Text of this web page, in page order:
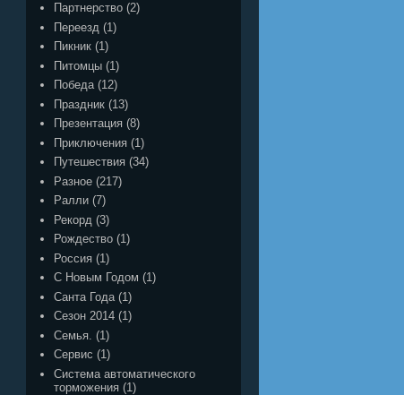
Партнерство (2)
Переезд (1)
Пикник (1)
Питомцы (1)
Победа (12)
Праздник (13)
Презентация (8)
Приключения (1)
Путешествия (34)
Разное (217)
Ралли (7)
Рекорд (3)
Рождество (1)
Россия (1)
С Новым Годом (1)
Санта Года (1)
Сезон 2014 (1)
Семья. (1)
Сервис (1)
Система автоматического
торможения (1)